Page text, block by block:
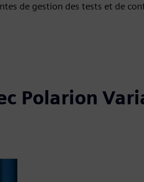
de gestion des tests et de
Polarion